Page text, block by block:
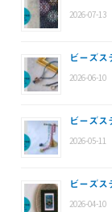
2026-07-13
ビーズス
2026-06-10
ビーズス
2026-05-11
ビーズス
2026-04-10